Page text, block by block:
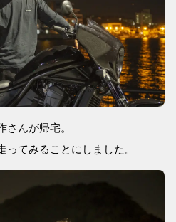
んが帰宅。
ってみることにしました。